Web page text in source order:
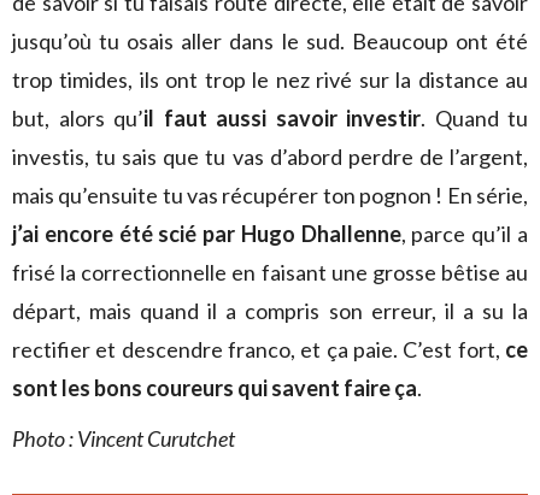
jusqu’où tu osais aller dans le sud. Beaucoup ont été
trop timides, ils ont trop le nez rivé sur la distance au
but, alors qu’il faut aussi savoir investir. Quand tu
investis, tu sais que tu vas d’abord perdre de l’argent,
mais qu’ensuite tu vas récupérer ton pognon ! En série,
j’ai encore été scié par Hugo Dhallenne, parce qu’il a
frisé la correctionnelle en faisant une grosse bêtise au
départ, mais quand il a compris son erreur, il a su la
rectifier et descendre franco, et ça paie. C’est fort, ce
sont les bons coureurs qui savent faire ça.
Photo : Vincent Curutchet